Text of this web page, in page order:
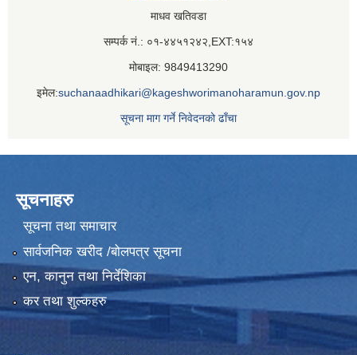
माधव खतिवडा
सम्पर्क नं.: ०१-४४५१२४२,EXT:१५४
मोबाइल: 9849413290
इमेल:suchanaadhikari@kageshworimanoharamun.gov.np
सूचना माग गर्ने निवेदनको ढाँचा
सूचनाहरु
सूचना तथा समाचार
सार्वजनिक खरीद /बोलपत्र सूचना
एन, कानुन तथा निर्देशिका
कर तथा शुल्कहरु